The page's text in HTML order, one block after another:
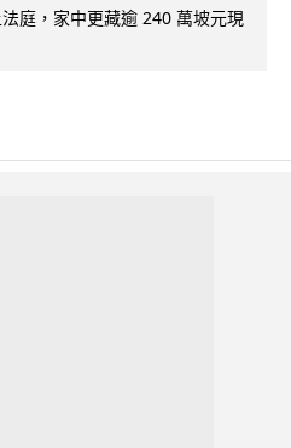
庭，家中更藏逾 240 萬坡元現